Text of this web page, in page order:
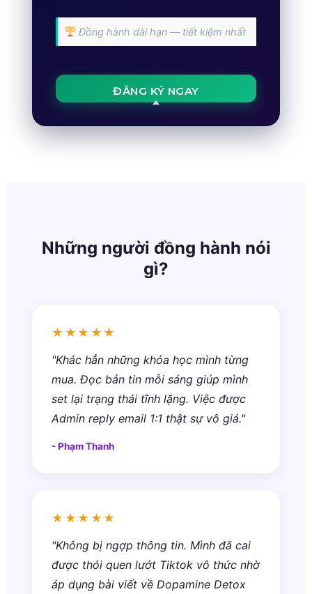
Đồng hành dài hạn — tiết kiệm nhất
ĐĂNG KÝ NGAY
Những người đồng hành nói
gì?
★★★★★
"Khác hẳn những khóa học mình từng
mua. Đọc bản tin mỗi sáng giúp mình
set lại trạng thái tĩnh lặng. Việc được
Admin reply email 1:1 thật sự vô giá."
- Phạm Thanh
★★★★★
"Không bị ngợp thông tin. Mình đã cai
được thói quen lướt Tiktok vô thức nhờ
áp dụng bài viết về Dopamine Detox